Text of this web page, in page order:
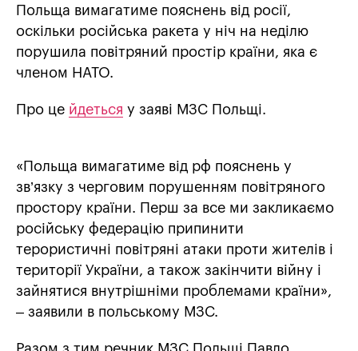
Польща вимагатиме пояснень від росії,
оскільки російська ракета у ніч на неділю
порушила повітряний простір країни, яка є
членом НАТО.
Про це йдеться у заяві МЗС Польщі.
«Польща вимагатиме від рф пояснень у
зв’язку з черговим порушенням повітряного
простору країни. Перш за все ми закликаємо
російську федерацію припинити
терористичні повітряні атаки проти жителів і
території України, а також закінчити війну і
зайнятися внутрішніми проблемами країни»,
– заявили в польському МЗС.